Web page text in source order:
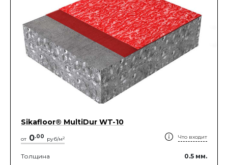
Sikafloor® MultiDur WT-10
от 0.00 руб/м2 Что входит
Толщина 0.5 мм.